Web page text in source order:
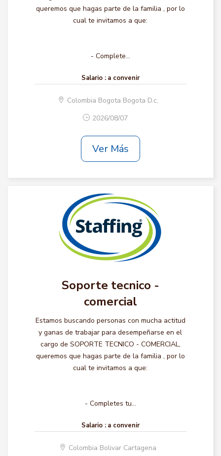
queremos que hagas parte de la familia , por lo
cual te invitamos a que:
- Complete...
Salario : a convenir
Colombia Bogota Bogota D.c.
2026/08/07
Ver Más
Soporte tecnico -
comercial
Estamos buscando personas con mucha actitud
y ganas de trabajar para desempeñarse en el
cargo de SOPORTE TECNICO - COMERCIAL,
queremos que hagas parte de la familia , por lo
cual te invitamos a que:
- Completes tu...
Salario : a convenir
Colombia Bolivar Cartagena